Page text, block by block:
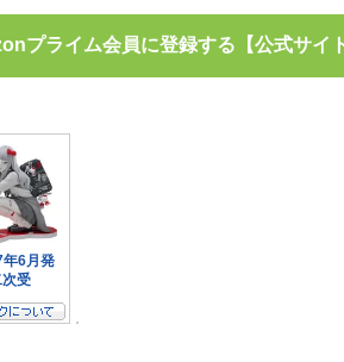
プライム会員に登録する【公式サイト